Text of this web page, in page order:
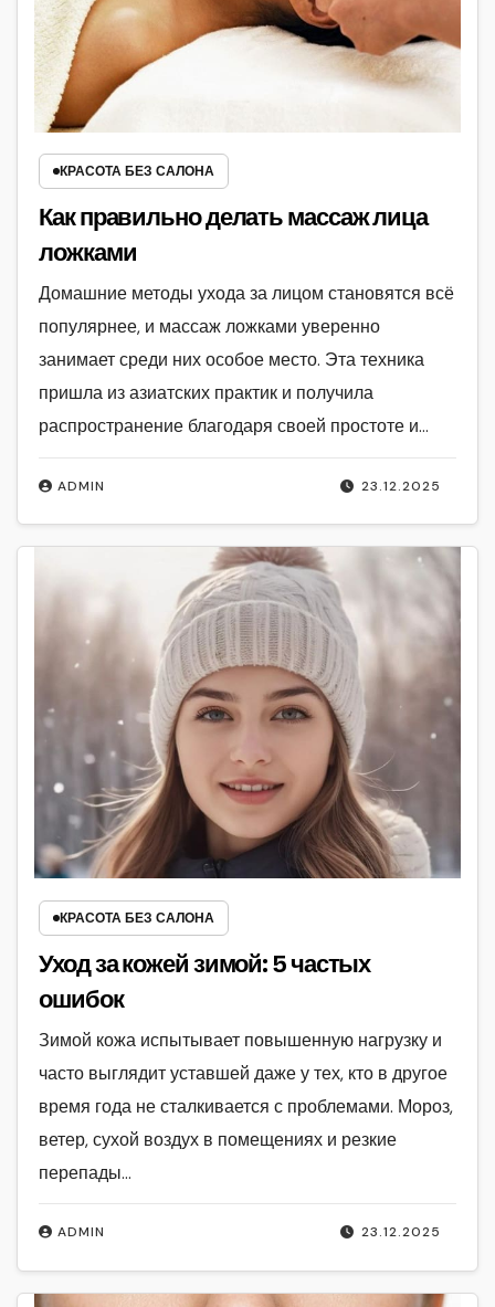
КРАСОТА БЕЗ САЛОНА
Как правильно делать массаж лица
ложками
23.12.2025
ADMIN
Домашние методы ухода за лицом становятся всё
популярнее, и массаж ложками уверенно
занимает среди них особое место. Эта техника
пришла из азиатских практик и получила
распространение благодаря своей простоте и…
КРАСОТА БЕЗ САЛОНА
Уход за кожей зимой: 5 частых
ошибок
23.12.2025
ADMIN
Зимой кожа испытывает повышенную нагрузку и
часто выглядит уставшей даже у тех, кто в другое
время года не сталкивается с проблемами. Мороз,
ветер, сухой воздух в помещениях и резкие
перепады…